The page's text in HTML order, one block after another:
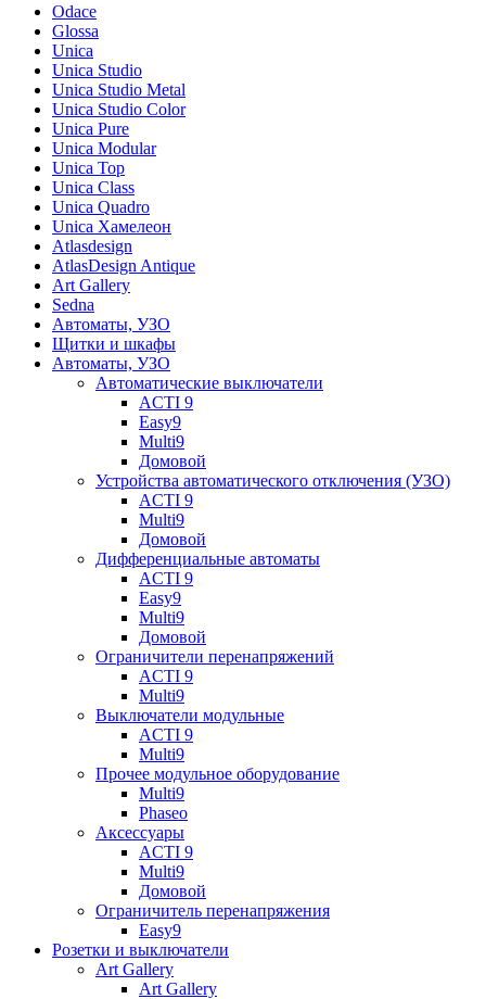
Odace
Glossa
Unica
Unica Studio
Unica Studio Metal
Unica Studio Color
Unica Pure
Unica Modular
Unica Top
Unica Class
Unica Quadro
Unica Хамелеон
Atlasdesign
AtlasDesign Antique
Art Gallery
Sedna
Автоматы, УЗО
Щитки и шкафы
Автоматы, УЗО
Автоматические выключатели
ACTI 9
Easy9
Multi9
Домовой
Устройства автоматического отключения (УЗО)
ACTI 9
Multi9
Домовой
Дифференциальные автоматы
ACTI 9
Easy9
Multi9
Домовой
Ограничители перенапряжений
ACTI 9
Multi9
Выключатели модульные
ACTI 9
Multi9
Прочее модульное оборудование
Multi9
Phaseo
Аксессуары
ACTI 9
Multi9
Домовой
Ограничитель перенапряжения
Easy9
Розетки и выключатели
Art Gallery
Art Gallery